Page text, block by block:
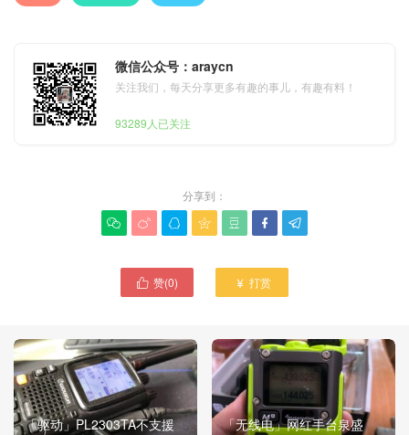
微信公众号：araycn
关注我们，每天分享更多有趣的事儿，有趣有料！
93289人已关注
分享到：
      
 赞(0)  打赏
「驱动」PL2303TA不支援
「无线电」网红手台泉盛